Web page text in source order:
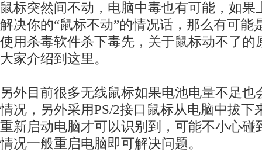
鼠标突然间不动，电脑中毒也有可能，如果
解决你的“鼠标不动”的情况话，那么有可能
使用杀毒软件杀下毒先，关于鼠标动不了的
大家介绍到这里。
另外目前很多无线鼠标如果电池电量不足也
情况，另外采用PS/2接口鼠标从电脑中拔下
重新启动电脑才可以识别到，可能不小心碰
情况一般重启电脑即可解决问题。